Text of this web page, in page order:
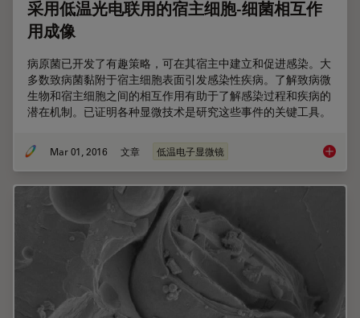
采用低温光电联用的宿主细胞-细菌相互作
用成像
病原菌已开发了有趣策略，可在其宿主中建立和促进感染。大
多数致病菌黏附于宿主细胞表面引发感染性疾病。了解致病微
生物和宿主细胞之间的相互作用有助于了解感染过程和疾病的
潜在机制。已证明各种显微技术是研究这些事件的关键工具。
Mar 01, 2016 文章 低温电子显微镜 采用低